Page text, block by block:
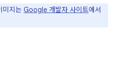
미지는 Google 개발자 사이트에서